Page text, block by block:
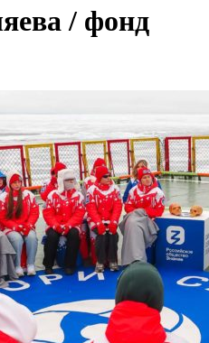
/ фонд